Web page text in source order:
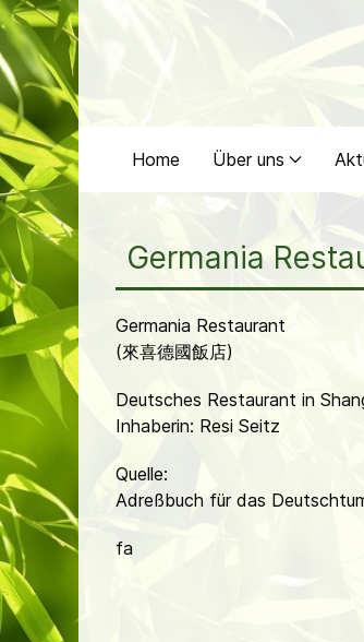
Home Über uns
Germania
Germania Restaurant
(來喜德國飯店)
Deutsches Restaurant in
Inhaberin: Resi Seitz
Quelle:
Adreßbuch für das
fa